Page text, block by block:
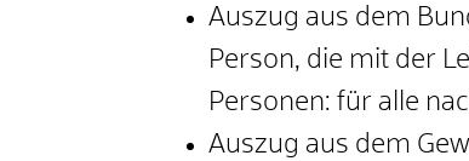
Auszug aus dem
Person, die mit der
Personen: für alle
Auszug aus dem